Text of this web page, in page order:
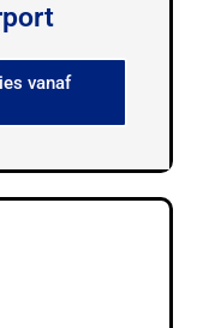
vanaf